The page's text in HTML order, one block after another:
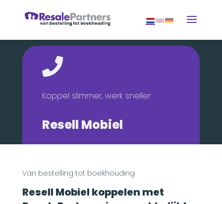
Koppel slimmer, werk sneller
Resell Mobiel

Van bestelling tot boekhouding
Resell Mobiel koppelen met